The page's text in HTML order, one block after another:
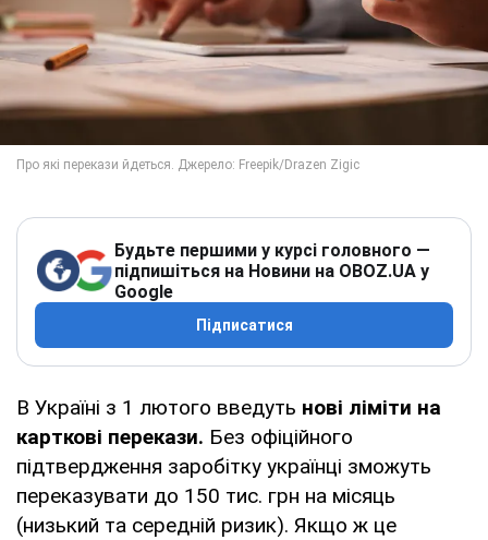
Будьте першими у курсі головного —
підпишіться на Новини на OBOZ.UA у
Google
Підписатися
В Україні з 1 лютого введуть нові ліміти на
карткові перекази. Без офіційного
підтвердження заробітку українці зможуть
переказувати до 150 тис. грн на місяць
(низький та середній ризик). Якщо ж це